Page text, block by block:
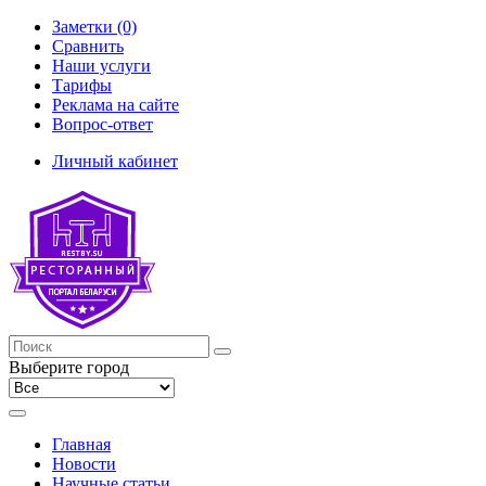
Заметки (0)
Сравнить
Наши услуги
Тарифы
Реклама на сайте
Вопрос-ответ
Личный кабинет
Выберите город
Главная
Новости